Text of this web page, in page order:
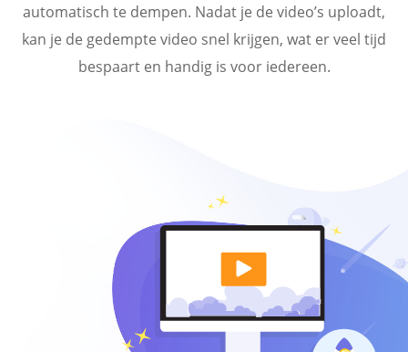
automatisch te dempen. Nadat je de video’s uploadt,
kan je de gedempte video snel krijgen, wat er veel tijd
bespaart en handig is voor iedereen.